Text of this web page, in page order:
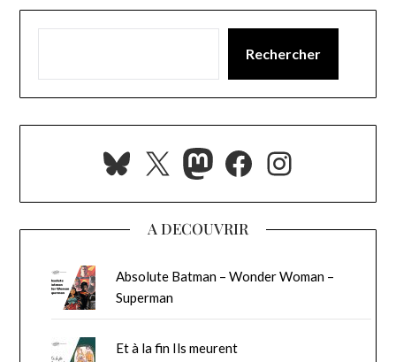
Rechercher
Bluesky
X Mastodon
Facebook
A DECOUVRIR
Absolute Batman – Wonder Woman –
Superman
Et à la fin Ils meurent